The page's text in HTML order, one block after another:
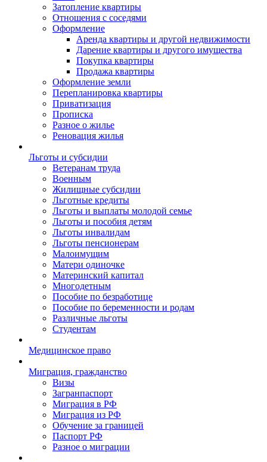
Затопление квартиры
Отношения с соседями
Оформление
Аренда квартиры и другой недвижимости
Дарение квартиры и другого имущества
Покупка квартиры
Продажа квартиры
Оформление земли
Перепланировка квартиры
Приватизация
Прописка
Разное о жилье
Реновация жилья
Льготы и субсидии
Ветеранам труда
Военным
Жилищные субсидии
Льготные кредиты
Льготы и выплаты молодой семье
Льготы и пособия детям
Льготы инвалидам
Льготы пенсионерам
Малоимущим
Матери одиночке
Материнский капитал
Многодетным
Пособие по безработице
Пособие по беременности и родам
Различные льготы
Студентам
Медицинское право
Миграция, гражданство
Визы
Загранпаспорт
Миграция в РФ
Миграция из РФ
Обучение за границей
Паспорт РФ
Разное о миграции